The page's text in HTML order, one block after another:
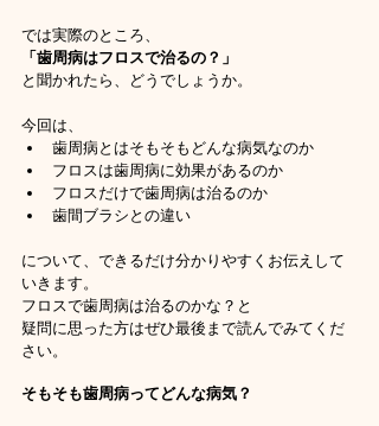
では実際のところ、
「歯周病はフロスで治るの？」
と聞かれたら、どうでしょうか。
今回は、
歯周病とはそもそもどんな病気なのか
フロスは歯周病に効果があるのか
フロスだけで歯周病は治るのか
歯間ブラシとの違い
について、できるだけ分かりやすくお伝えして
いきます。
フロスで歯周病は治るのかな？と
疑問に思った方はぜひ最後まで読んでみてくだ
さい。
そもそも歯周病ってどんな病気？